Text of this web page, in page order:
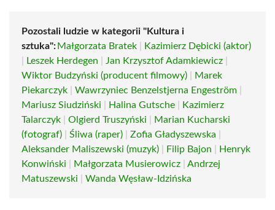
Pozostali ludzie w kategorii "Kultura i
sztuka": Małgorzata Bratek
Kazimierz Dębicki (aktor)
Leszek Herdegen Jan Krzysztof Adamkiewicz
Wiktor Budzyński (producent filmowy)
Marek
Piekarczyk
Wawrzyniec Benzelstjerna Engeström
Mariusz Siudziński
Halina Gutsche
Kazimierz
Talarczyk
Olgierd Truszyński
Marian Kucharski
(fotograf)
Śliwa (raper) Zofia Gładyszewska
Aleksander Maliszewski (muzyk)
Filip Bajon
Henryk
Konwiński
Małgorzata Musierowicz
Andrzej
Matuszewski
Wanda Węsław-Idzińska